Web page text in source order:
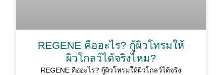
REGENE คืออะไร? กู้ผิวโทรมให้
ผิวโกลว์ได้จริงไหม?
REGENE คืออะไร? กู้ผิวโทรมให้ผิวโกลว์ได้จริง